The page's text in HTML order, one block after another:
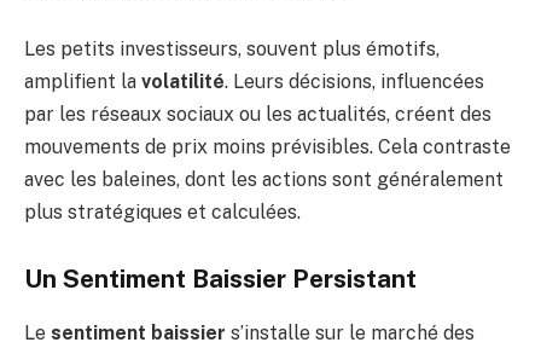
Les petits investisseurs, souvent plus émotifs,
amplifient la volatilité. Leurs décisions, influencées
par les réseaux sociaux ou les actualités, créent des
mouvements de prix moins prévisibles. Cela contraste
avec les baleines, dont les actions sont généralement
plus stratégiques et calculées.
Un Sentiment Baissier Persistant
Le sentiment baissier s’installe sur le marché des